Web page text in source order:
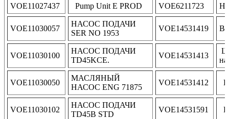
VOE11027437 Pump Unit E PROD VOE6211723
VOE11030057
НАСОС ПОДАЧИ
SER NO 1953
VOE14531419
VOE11030100
НАСОС ПОДАЧИ
TD45KCE.
VOE14531413
VOE11030050
МАСЛЯНЫЙ
НАСОС ENG 71875
VOE14531412
VOE11030102
НАСОС ПОДАЧИ
TD45B STD
VOE14531591